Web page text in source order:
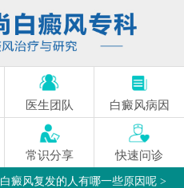
医生团队 白癜风病因
常识分享 快速问诊
白癜风复发的人有哪一些原因呢 >